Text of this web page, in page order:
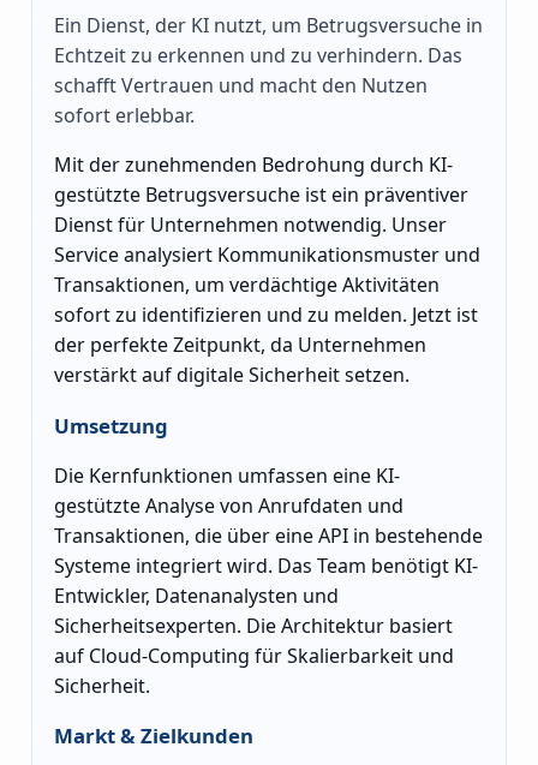
Ein Dienst, der KI nutzt, um Betrugsversuche in
Echtzeit zu erkennen und zu verhindern. Das
schafft Vertrauen und macht den Nutzen
sofort erlebbar.
Mit der zunehmenden Bedrohung durch KI-
gestützte Betrugsversuche ist ein präventiver
Dienst für Unternehmen notwendig. Unser
Service analysiert Kommunikationsmuster und
Transaktionen, um verdächtige Aktivitäten
sofort zu identifizieren und zu melden. Jetzt ist
der perfekte Zeitpunkt, da Unternehmen
verstärkt auf digitale Sicherheit setzen.
Umsetzung
Die Kernfunktionen umfassen eine KI-
gestützte Analyse von Anrufdaten und
Transaktionen, die über eine API in bestehende
Systeme integriert wird. Das Team benötigt KI-
Entwickler, Datenanalysten und
Sicherheitsexperten. Die Architektur basiert
auf Cloud-Computing für Skalierbarkeit und
Sicherheit.
Markt & Zielkunden